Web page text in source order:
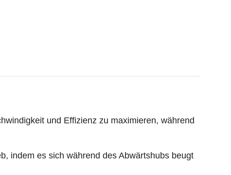
und Effizienz zu maximieren, während
indem es sich während des Abwärtshubs beugt